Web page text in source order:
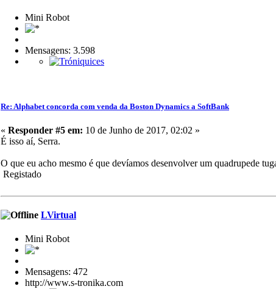
Mini Robot
Mensagens: 3.598
Re: Alphabet concorda com venda da Boston Dynamics a SoftBank
« Responder #5 em: 10 de Junho de 2017, 02:02 »
É isso aí, Serra.
O que eu acho mesmo é que devíamos desenvolver um quadrupede
Registado
LVirtual
Mini Robot
Mensagens: 472
http://www.s-tronika.com